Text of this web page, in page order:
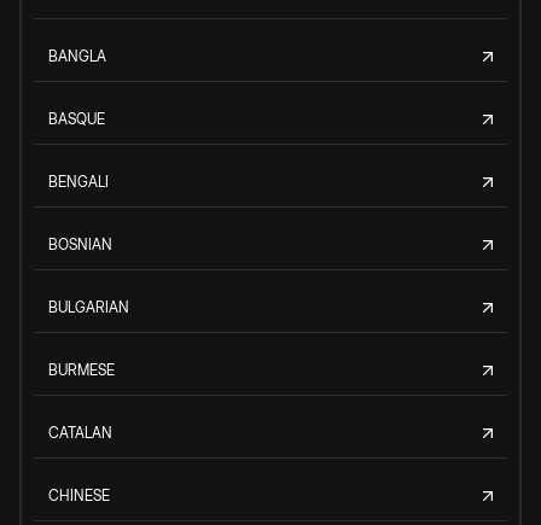
BANGLA
BASQUE
BENGALI
BOSNIAN
BULGARIAN
BURMESE
CATALAN
CHINESE